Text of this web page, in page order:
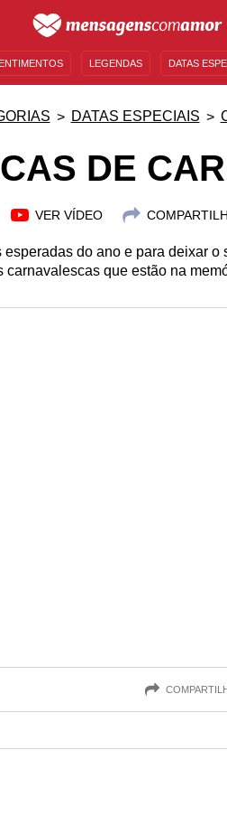
LEGENDAS DATAS
DATAS ESPECIAIS
DE
VER VÍDEO
do ano e para deixar
carnavalescas que estão na